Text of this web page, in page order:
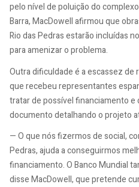
pelo nível de poluição do
Barra, MacDowell afirmou que
Rio das Pedras estarão incluídas
para amenizar o problema.
Outra dificuldade é a escassez de
que recebeu representantes
tratar de possível financiamento
documento detalhando o projeto
— O que nós fizermos de social,
Pedras, ajuda a conseguirmos
financiamento. O Banco Mundial
disse MacDowell, que pretende